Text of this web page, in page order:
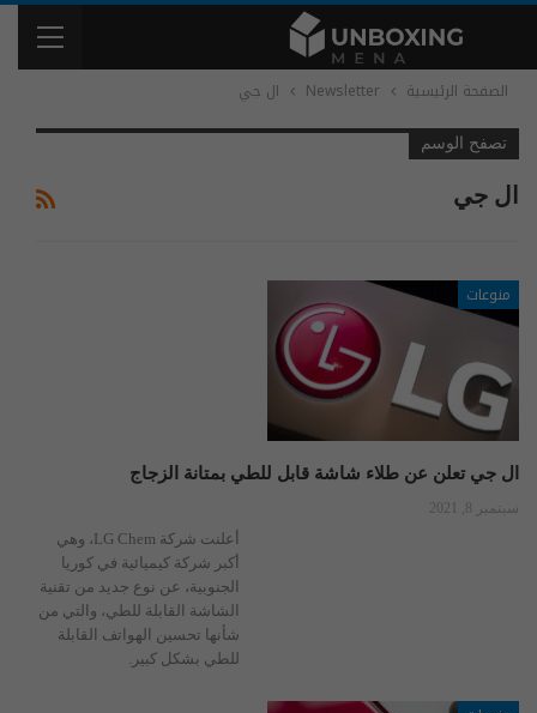
الصفحة الرئيسية Newsletter ال جي
تصفح الوسم
ال جي
منوعات
ال جي تعلن عن طلاء شاشة قابل للطي بمتانة الزجاج
سبتمبر 8, 2021
أعلنت شركة LG Chem، وهي
أكبر شركة كيميائية في كوريا
الجنوبية، عن نوع جديد من تقنية
الشاشة القابلة للطي، والتي من
شأنها تحسين الهواتف القابلة
للطي بشكل كبير.